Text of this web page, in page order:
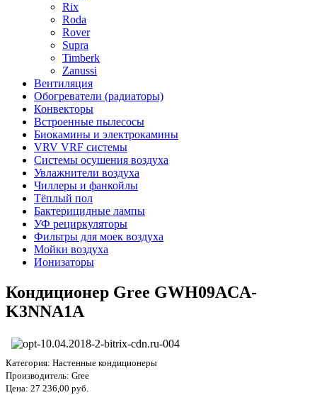
Rix
Roda
Rover
Supra
Timberk
Zanussi
Вентиляция
Обогреватели (радиаторы)
Конвекторы
Встроенные пылесосы
Биокамины и электрокамины
VRV VRF системы
Системы осушения воздуха
Увлажнители воздуха
Чиллеры и фанкойлы
Тёплый пол
Бактерицидные лампы
УФ рециркуляторы
Фильтры для моек воздуха
Мойки воздуха
Ионизаторы
Кондиционер Gree GWH09ACA-
K3NNA1A
Категория: Настенные кондиционеры
Производитель: Gree
Цена: 27 236,00 руб.